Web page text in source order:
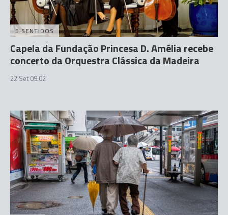
5 SENTIDOS
Capela da Fundação Princesa D. Amélia recebe
concerto da Orquestra Clássica da Madeira
22 Set 09:02